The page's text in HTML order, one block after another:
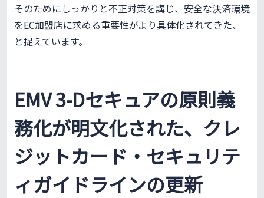
そのためにしっかりと不正対策を講じ、安全な決済環境
をEC加盟店に求める重要性がより具体化されてきた、
と捉えています。
EMV 3-Dセキュアの原則義
務化が明文化された、クレ
ジットカード・セキュリテ
ィガイドラインの更新